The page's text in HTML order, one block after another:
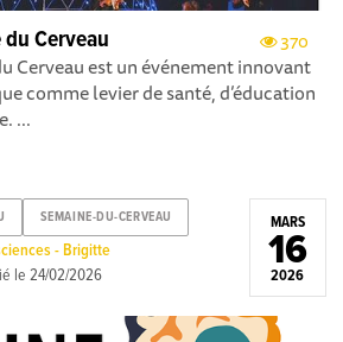
370
du Cerveau
Cerveau est un événement innovant
comme levier de santé, d’éducation
...
SEMAINE-DU-CERVEAU
- Brigitte
le24/02/2026
MARS
16
2026